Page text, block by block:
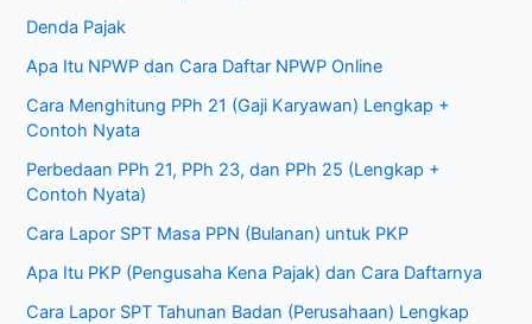
Denda Pajak
Apa Itu NPWP dan Cara Daftar NPWP Online
Cara Menghitung PPh 21 (Gaji Karyawan) Lengkap +
Contoh Nyata
Perbedaan PPh 21, PPh 23, dan PPh 25 (Lengkap +
Contoh Nyata)
Cara Lapor SPT Masa PPN (Bulanan) untuk PKP
Apa Itu PKP (Pengusaha Kena Pajak) dan Cara Daftarnya
Cara Lapor SPT Tahunan Badan (Perusahaan) Lengkap